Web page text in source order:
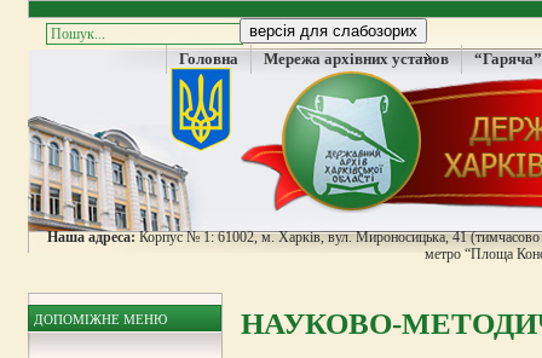
Головна Мережа архівних установ
Наша адреса:Корпус № 1: 61002, м. Харків, вул. Мироносицька, 41
метро “Площа
ДОПОМІЖНЕ МЕНЮ НАУКОВО-